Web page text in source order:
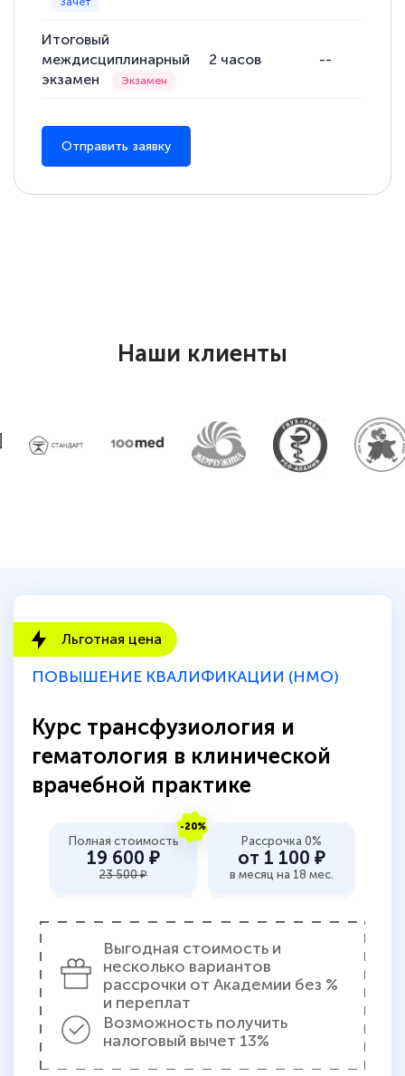
Итоговый
междисциплинарный
экзамен
2 часов --
Отправить заявку
Наши клиенты
Льготная цена
ПОВЫШЕНИЕ КВАЛИФИКАЦИИ (НМО)
Курс трансфузиология и
гематология в клинической
врачебной практике
-20%
Полная стоимость
19 600 ₽
23 500 ₽
Рассрочка 0%
от 1 100 ₽
в месяц на 18 мес.
Выгодная стоимость и
несколько вариантов
рассрочки от Академии без %
и переплат
Возможность получить
налоговый вычет 13%